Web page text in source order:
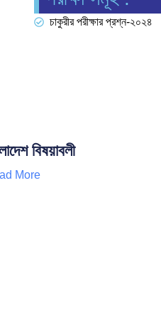
চাকুরীর পরীক্ষার প্রশ্ন-২০২৪
বিষয়াবলী
More